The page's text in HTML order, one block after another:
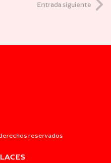
Entrada siguiente
reservados